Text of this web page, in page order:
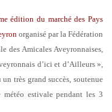
édition du marché des Pays
organisé par la Fédération
des Amicales Aveyronnaises,
d’ici et d’Ailleurs »,
un très grand succès, soutenue
météo estivale pendant les 3